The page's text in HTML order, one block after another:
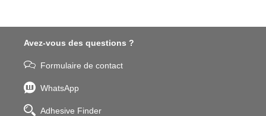
Avez-vous des questions ?
Formulaire de contact
WhatsApp
Adhesive Finder